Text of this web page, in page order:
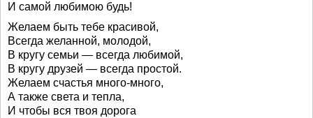
И самой любимою будь!
Желаем быть тебе красивой,
Всегда желанной, молодой,
В кругу семьи — всегда любимой,
В кругу друзей — всегда простой.
Желаем счастья много-много,
А также света и тепла,
И чтобы вся твоя дорога